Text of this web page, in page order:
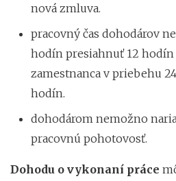
nová zmluva.
pracovný čas dohodárov
hodín presiahnuť 12 hodín
zamestnanca v priebehu
hodín.
dohodárom nemožno
pracovnú pohotovosť.
Dohodu o vykonaní práce